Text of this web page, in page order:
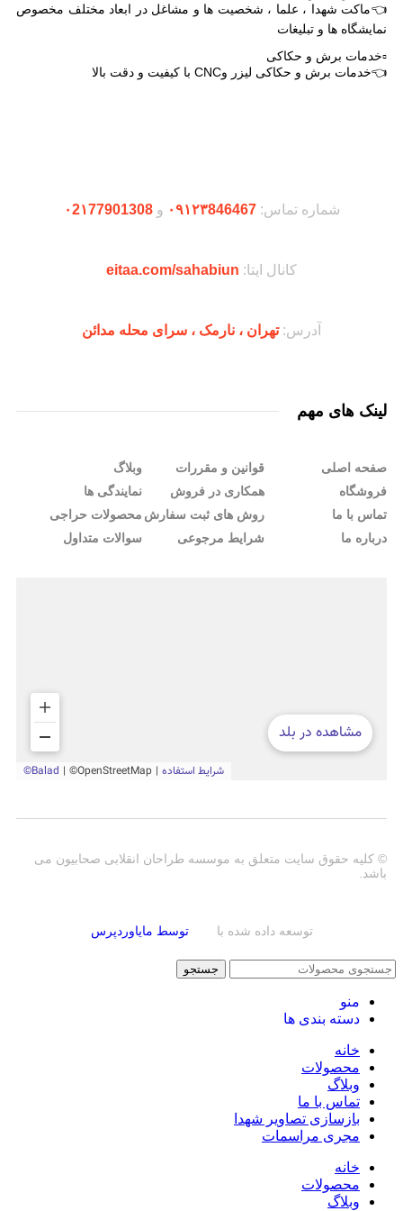
👈ماکت شهدا ، علما ، شخصیت ها و مشاغل در ابعاد مختلف مخصوص
نمایشگاه ها و تبلیغات
▫️خدمات برش و حکاکی
👈خدمات برش و حکاکی لیزر وCNC با کیفیت و دقت بالا
شماره تماس:۰۹۱۲۳846467 و۰2۱77901308
کانال ایتا: eitaa.com/sahabiun
آدرس:تهران ،‌ نارمک ، سرای محله مدائن
لینک های مهم
صفحه اصلی
فروشگاه
تماس با ما
درباره ما
قوانین و مقررات
همکاری در فروش
روش های ثبت سفارش
شرایط مرجوعی
وبلاگ
نمایندگی ها
محصولات حراجی
سوالات متداول
© کلیه حقوق سایت متعلق به موسسه طراحان انقلابی صحابیون می
باشد.
توسعه داده شده با توسط مایاوردپرس
جستجو
منو
دسته بندی ها
خانه
محصولات
وبلاگ
تماس با ما
بازسازی تصاویر شهدا
مجری مراسمات
خانه
محصولات
وبلاگ